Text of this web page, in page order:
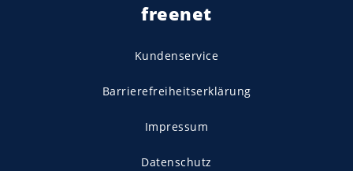
freenet
Kundenservice
Barrierefreiheitserklärung
Impressum
Datenschutz